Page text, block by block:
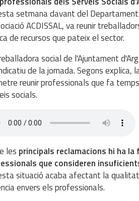
setmana davant del
ACDISSAL, va reunir
de recursos que pateix el sector.
social de l'Ajuntament
de la jornada. Segons
reunir professionals que fa
socials.
les principals reclamacions hi ha
que consideren
situació acaba afectant la
envers els professionals.